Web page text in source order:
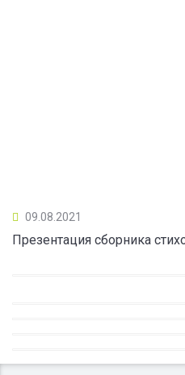
09.08.2021
Презентация сборника